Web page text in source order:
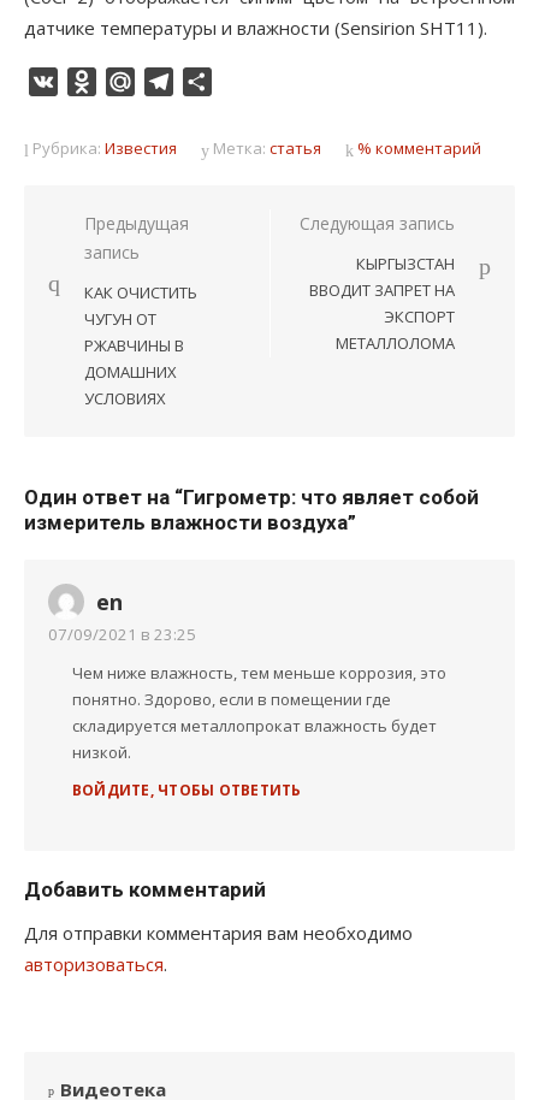
датчике температуры и влажности (Sensirion SHT11).
VK Odnoklassniki
Mail.RuTelegram
Рубрика: Известия Метка: статья % комментарий
Навигация
записям
Предыдущая
запись
КАК ОЧИСТИТЬ
ЧУГУН ОТ
РЖАВЧИНЫ В
ДОМАШНИХ
УСЛОВИЯХ
Следующая запись
КЫРГЫЗСТАН
ВВОДИТ ЗАПРЕТ НА
ЭКСПОРТ
МЕТАЛЛОЛОМА
Один ответ на “Гигрометр: что являет собой
измеритель влажности воздуха”
en
07/09/2021 в 23:25
Чем ниже влажность, тем меньше коррозия, это
понятно. Здорово, если в помещении где
складируется металлопрокат влажность будет
низкой.
ВОЙДИТЕ, ЧТОБЫ ОТВЕТИТЬ
Добавить комментарий
Для отправки комментария вам необходимо
авторизоваться.
Видеотека